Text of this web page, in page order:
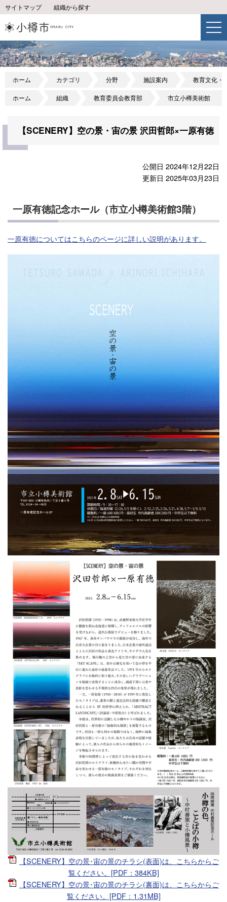
サイトマップ 組織から探す
ホーム カテゴリ 分野 施設案内 教育文化・
ホーム 組織 教育委員会教育部 市立小樽美術館
【SCENERY】空の景・宙の景 沢田哲郎×一原有徳
公開日 2024年12月22日
更新日 2025年03月23日
一原有徳記念ホール（市立小樽美術館3階）
一原有徳についてはこちらのページに詳しい説明があります。
【SCENERY】空の景･宙の景のチラシ(表面)は、こちらからご
覧ください。[PDF：384KB]
【SCENERY】空の景･宙の景のチラシ(裏面)は、こちらからご
覧ください。[PDF：1.31MB]